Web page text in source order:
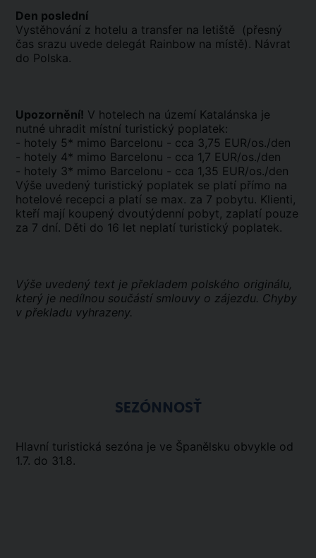
Den poslední
Vystěhování z hotelu a transfer na letiště (přesný
čas srazu uvede delegát Rainbow na místě). Návrat
do Polska.
Upozornění! V hotelech na území Katalánska je
nutné uhradit místní turistický poplatek:
- hotely 5* mimo Barcelonu - cca 3,75 EUR/os./den
- hotely 4* mimo Barcelonu - cca 1,7 EUR/os./den
- hotely 3* mimo Barcelonu - cca 1,35 EUR/os./den
Výše uvedený turistický poplatek se platí přímo na
hotelové recepci a platí se max. za 7 pobytu. Klienti,
kteří mají koupený dvoutýdenní pobyt, zaplatí pouze
za 7 dní. Děti do 16 let neplatí turistický poplatek.
Výše uvedený text je překladem polského originálu,
který je nedílnou součástí smlouvy o zájezdu. Chyby
v překladu vyhrazeny.
SEZÓNNOSŤ
Hlavní turistická sezóna je ve Španělsku obvykle od
1.7. do 31.8.